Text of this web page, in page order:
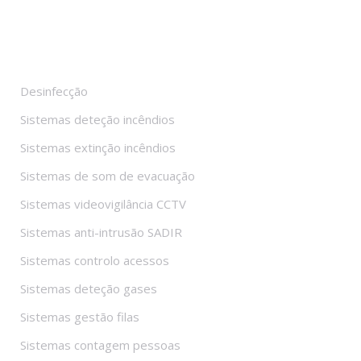
Desinfecção
Sistemas deteção incêndios
Sistemas extinção incêndios
Sistemas de som de evacuação
Sistemas videovigilância CCTV
Sistemas anti-intrusão SADIR
Sistemas controlo acessos
Sistemas deteção gases
Sistemas gestão filas
Sistemas contagem pessoas